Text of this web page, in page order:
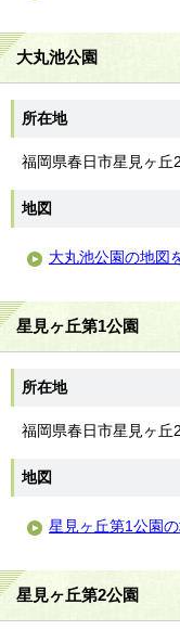
大丸池公園
所在地
福岡県春日市星見ヶ丘
地図
大丸池公園の地図
星見ヶ丘第1公園
所在地
福岡県春日市星見ヶ丘
地図
星見ヶ丘第1公園
星見ヶ丘第2公園